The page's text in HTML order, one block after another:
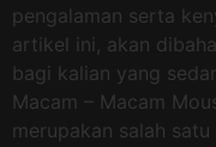
pengalaman serta
artikel ini, akan
bagi kalian yang
Macam – Macam
merupakan salah